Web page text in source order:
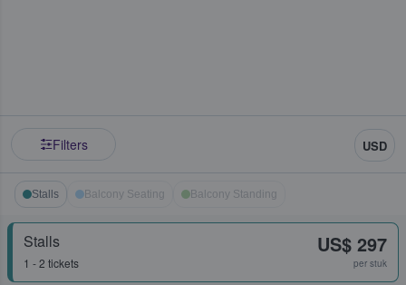
Filters USD
Stalls Balcony Seating Balcony Standing
Stalls
1 - 2 tickets
US$ 297
per stuk